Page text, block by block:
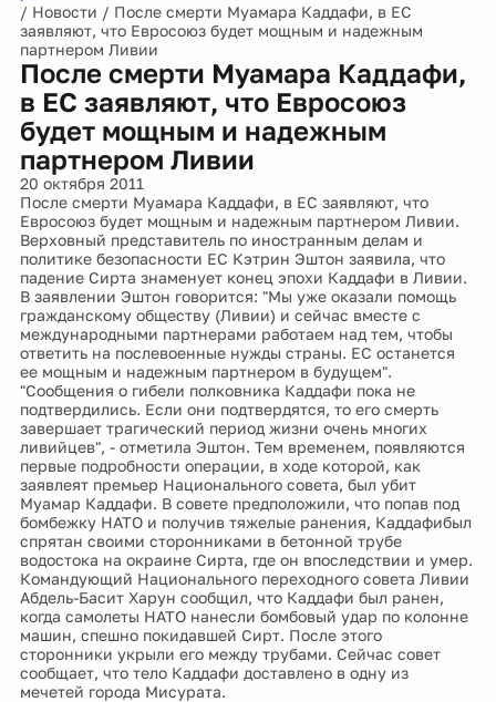
/ Новости / После смерти Муамара Каддафи, в ЕС
заявляют, что Евросоюз будет мощным и надежным
партнером Ливии
После смерти Муамара Каддафи,
в ЕС заявляют, что Евросоюз
будет мощным и надежным
партнером Ливии
20 октября 2011
После смерти Муамара Каддафи, в ЕС заявляют, что
Евросоюз будет мощным и надежным партнером Ливии.
Верховный представитель по иностранным делам и
политике безопасности ЕС Кэтрин Эштон заявила, что
падение Сирта знаменует конец эпохи Каддафи в Ливии.
В заявлении Эштон говорится: "Мы уже оказали помощь
гражданскому обществу (Ливии) и сейчас вместе с
международными партнерами работаем над тем, чтобы
ответить на послевоенные нужды страны. ЕС останется
ее мощным и надежным партнером в будущем".
"Сообщения о гибели полковника Каддафи пока не
подтвердились. Если они подтвердятся, то его смерть
завершает трагический период жизни очень многих
ливийцев", - отметила Эштон. Тем временем, появляются
первые подробности операции, в ходе которой, как
заявлеят премьер Национального совета, был убит
Муамар Каддафи. В совете предположили, что попав под
бомбежку НАТО и получив тяжелые ранения, Каддафибыл
спрятан своими сторонниками в бетонной трубе
водостока на окраине Сирта, где он впоследствии и умер.
Командующий Национального переходного совета Ливии
Абдель-Басит Харун сообщил, что Каддафи был ранен,
когда самолеты НАТО нанесли бомбовый удар по колонне
машин, спешно покидавшей Сирт. После этого
сторонники укрыли его между трубами. Сейчас совет
сообщает, что тело Каддафи доставлено в одну из
мечетей города Мисурата.